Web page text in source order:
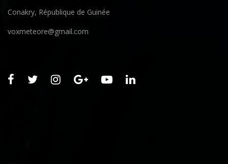
Conakry, République de Guinée
voxmeteore@gmail.com